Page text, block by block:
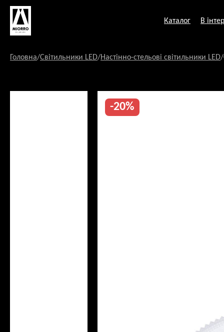
Перейти
змісту
Каталог В
Головна/Світильники LED/Настінно-стельові світильники LED/
-20%